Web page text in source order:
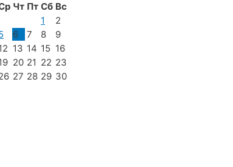
Чт Пт Сб Вс
1
2
6 7 8
9
13 14 15 16
20 21 22 23
27 28 29 30